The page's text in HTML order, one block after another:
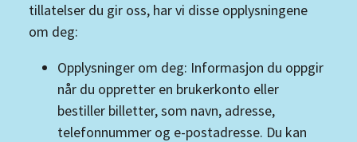
tillatelser du gir oss, har vi disse opplysningene
om deg:
Opplysninger om deg: Informasjon du oppgir
når du oppretter en brukerkonto eller
bestiller billetter, som navn, adresse,
telefonnummer og e-postadresse. Du kan